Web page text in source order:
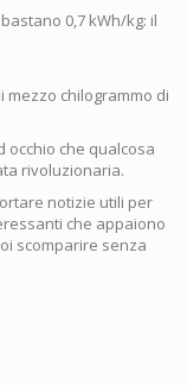
0,7 kWh/kg: il
mezzo chilogrammo di
occhio che qualcosa
rivoluzionaria.
notizie utili per
che appaiono
scomparire senza